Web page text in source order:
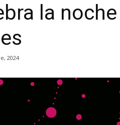
la
2024